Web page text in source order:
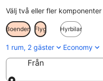
Välj två eller fler
Boenden Flyg Hyrbilar
1 rum, 2 gäster Economy
Från